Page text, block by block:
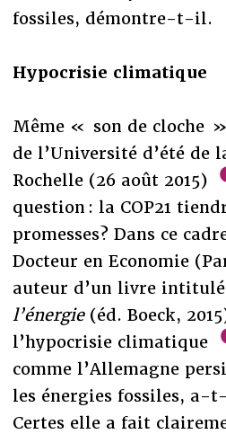
fossiles, démontre-t-il.
Hypocrisie climatique
Même « son de cloche
de l’Université d’été de
Rochelle (26 août 2015)
question : la COP21
promesses? Dans ce
Docteur en Economie
auteur d’un livre intitulé
l’énergie(éd. Boeck,
l’hypocrisie climatique
comme l’Allemagne
les énergies fossiles, a-
Certes elle a fait